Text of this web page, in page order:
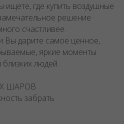
где купить воздушные
решение
счастливее.
Вы дарите самое ценное,
яркие моменты
близких людей.
ШАРОВ
забрать